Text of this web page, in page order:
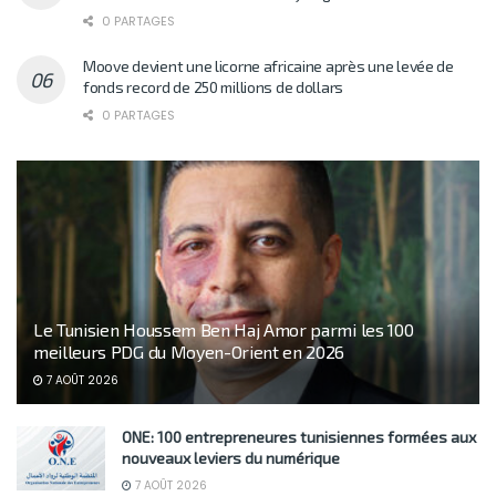
0 PARTAGES
Moove devient une licorne africaine après une levée de
fonds record de 250 millions de dollars
0 PARTAGES
Le Tunisien Houssem Ben Haj Amor parmi les 100
meilleurs PDG du Moyen-Orient en 2026
7 AOÛT 2026
ONE: 100 entrepreneures tunisiennes formées aux
nouveaux leviers du numérique
7 AOÛT 2026